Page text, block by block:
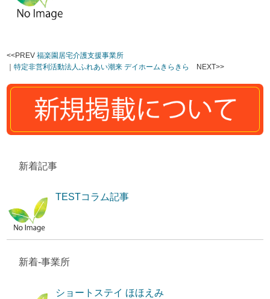
<<PREV福楽園居宅介護支援事業所
｜特定非営利活動法人ふれあい潮来 デイホームきらきら NEXT>>
新着記事
TESTコラム記事
新着-事業所
ショートステイ ほほえみ